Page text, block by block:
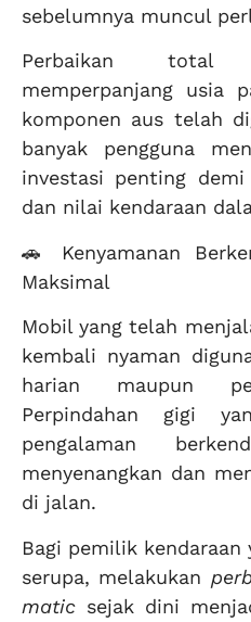
sebelumnya muncul
Perbaikan total
memperpanjang usia
komponen aus telah
banyak pengguna
investasi penting demi
dan nilai kendaraan
🚗 Kenyamanan
Maksimal
Mobil yang telah
kembali nyaman
harian maupun
Perpindahan gigi
pengalaman
menyenangkan dan
di jalan.
Bagi pemilik kendaraan
serupa, melakukan
matic sejak dini